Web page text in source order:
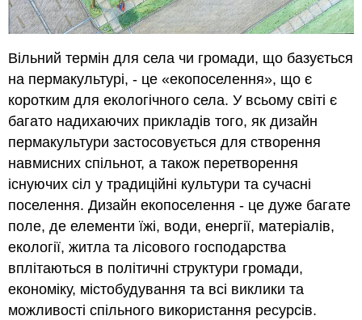
Вільний термін для села чи громади, що базується
на пермакультурі, - це «екопоселення», що є
коротким для екологічного села. У всьому світі є
багато надихаючих прикладів того, як дизайн
пермакультури застосовується для створення
навмисних спільнот, а також перетворення
існуючих сіл у традиційні культури та сучасні
поселення. Дизайн екопоселення - це дуже багате
поле, де елементи їжі, води, енергії, матеріалів,
екології, житла та лісового господарства
вплітаються в політичні структури громади,
економіку, містобудування та всі виклики та
можливості спільного використання ресурсів.